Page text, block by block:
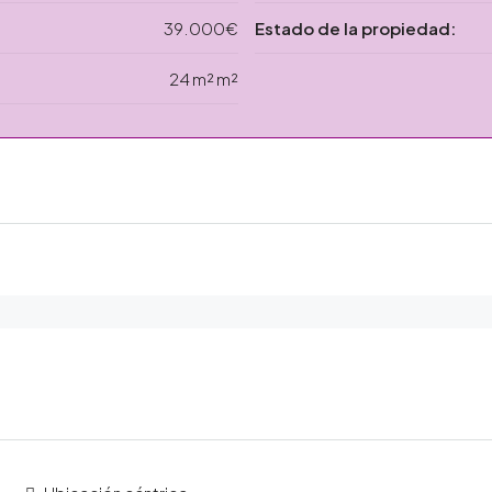
39.000€
24 m² m²
Estado de la propiedad: